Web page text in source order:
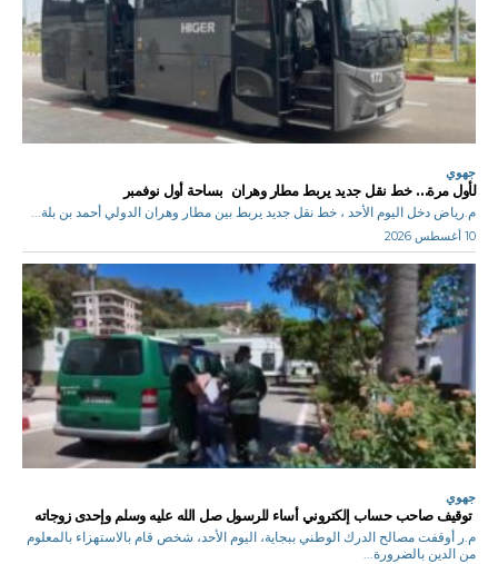
جهوي
لأول مرة… خط نقل جديد يربط مطار وهران بساحة أول نوفمبر
م.رياض دخل اليوم الأحد ، خط نقل جديد يربط بين مطار وهران الدولي أحمد بن بلة...
10 أغسطس 2026
جهوي
توقيف صاحب حساب إلكتروني أساء للرسول صل الله عليه وسلم وإحدى زوجاته
م.ر أوقفت مصالح الدرك الوطني ببجاية، اليوم الأحد، شخص قام بالاستهزاء بالمعلوم
من الدين بالضرورة...